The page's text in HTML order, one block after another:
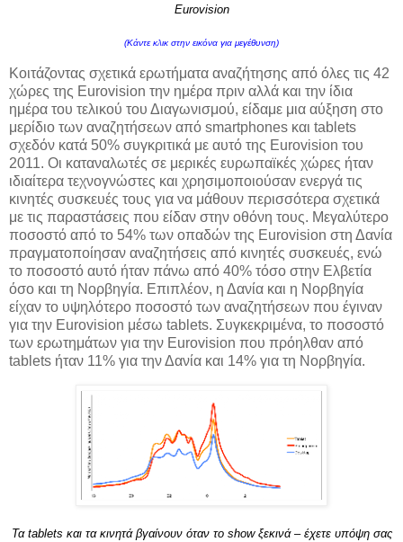
Eurovision
(Κάντε κλικ στην εικόνα για μεγέθυνση)
Κοιτάζοντας σχετικά ερωτήματα αναζήτησης από όλες τις 42
χώρες της Eurovision την ημέρα πριν αλλά και την ίδια
ημέρα του τελικού του Διαγωνισμού, είδαμε μια αύξηση στο
μερίδιο των αναζητήσεων από smartphones και tablets
σχεδόν κατά 50% συγκριτικά με αυτό της Eurovision του
2011. Οι καταναλωτές σε μερικές ευρωπαϊκές χώρες ήταν
ιδιαίτερα τεχνογνώστες και χρησιμοποιούσαν ενεργά τις
κινητές συσκευές τους για να μάθουν περισσότερα σχετικά
με τις παραστάσεις που είδαν στην οθόνη τους. Μεγαλύτερο
ποσοστό από το 54% των οπαδών της Eurovision στη Δανία
πραγματοποίησαν αναζητήσεις από κινητές συσκευές, ενώ
το ποσοστό αυτό ήταν πάνω από 40% τόσο στην Ελβετία
όσο και τη Νορβηγία. Επιπλέον, η Δανία και η Νορβηγία
είχαν το υψηλότερο ποσοστό των αναζητήσεων που έγιναν
για την Eurovision μέσω tablets. Συγκεκριμένα, το ποσοστό
των ερωτημάτων για την Eurovision που πρόηλθαν από
tablets ήταν 11% για την Δανία και 14% για τη Νορβηγία.
Τα tablets και τα κινητά βγαίνουν όταν το show ξεκινά – έχετε υπόψη σας